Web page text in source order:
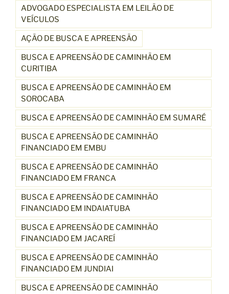
ADVOGADO ESPECIALISTA EM LEILÃO DE
VEÍCULOS
AÇÃO DE BUSCA E APREENSÃO
BUSCA E APREENSÃO DE CAMINHÃO EM
CURITIBA
BUSCA E APREENSÃO DE CAMINHÃO EM
SOROCABA
BUSCA E APREENSÃO DE CAMINHÃO EM SUMARÉ
BUSCA E APREENSÃO DE CAMINHÃO
FINANCIADO EM EMBU
BUSCA E APREENSÃO DE CAMINHÃO
FINANCIADO EM FRANCA
BUSCA E APREENSÃO DE CAMINHÃO
FINANCIADO EM INDAIATUBA
BUSCA E APREENSÃO DE CAMINHÃO
FINANCIADO EM JACAREÍ
BUSCA E APREENSÃO DE CAMINHÃO
FINANCIADO EM JUNDIAI
BUSCA E APREENSÃO DE CAMINHÃO